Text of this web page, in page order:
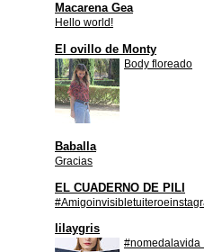
Macarena Gea
Hello world!
El ovillo de Monty
Body floreado
Baballa
Gracias
EL CUADERNO DE PILI
lilaygris
#nomedalavida